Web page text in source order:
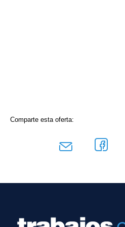
Comparte esta oferta: